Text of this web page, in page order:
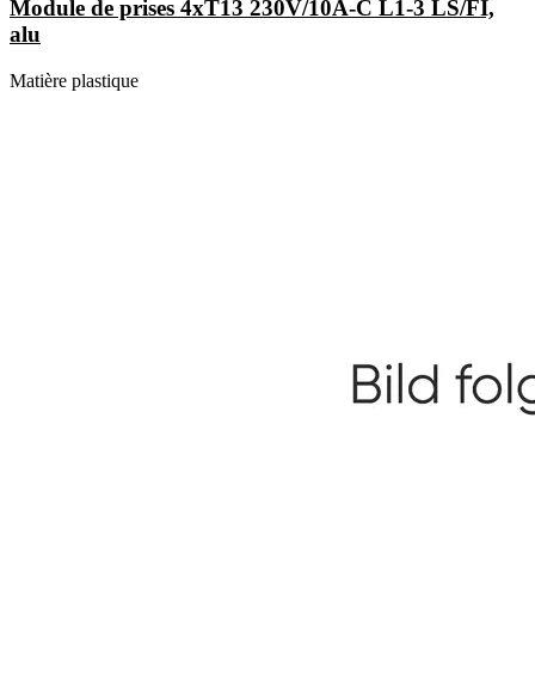
Module de prises 4xT13 230V/10A-C L1-3 LS/FI,
alu
Matière plastique